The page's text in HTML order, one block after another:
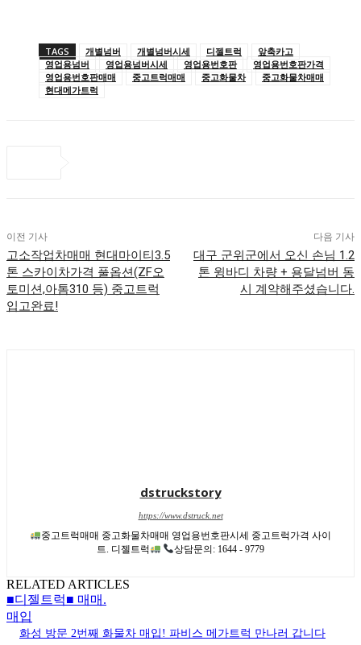
TAGS 개별넘버 개별넘버시세 디젤트럭
앞축카고
영업용넘버
영업용넘버시세 영업용번호판
영업용번호판가격
영업용번호판매매
중고트럭매매 중고화물차
중고화물차매매
현대메가트럭
이전 기사
고소작업차매매 현대마이티3.5
톤 스카이차가격 풀옵션(ZF오
토미션,아톰310 등) 중고트럭
입고완료!
다음 기사
대구 군위군에서 오신 손님 1.2
톤 윙바디 차량 + 용달넘버 동
시 계약해주셨습니다.
dstruckstory
https://www.dstruck.net
중고트럭매매 중고화물차매매 영업용번호판시세 중고트럭가격 사이
트. 디젤트럭
상담문의: 1644 - 9779
RELATED ARTICLES
■디젤트럭■ 매매.
매입
화성 방문 2번째 화물차 매입! 파비스 메가트럭 만나러 갑니다